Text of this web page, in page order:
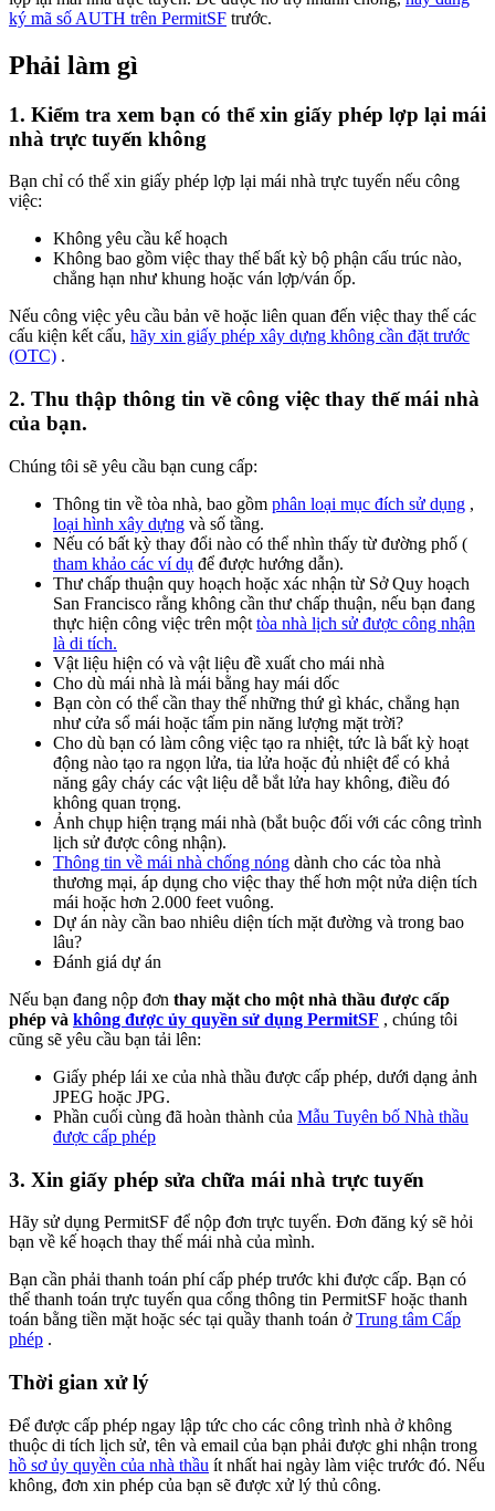
ký mã số AUTH trên PermitSF trước.
Phải làm gì
1. Kiểm tra xem bạn có thể xin giấy phép lợp lại mái
nhà trực tuyến không
Bạn chỉ có thể xin giấy phép lợp lại mái nhà trực tuyến nếu công
việc:
Không yêu cầu kế hoạch
Không bao gồm việc thay thế bất kỳ bộ phận cấu trúc nào,
chẳng hạn như khung hoặc ván lợp/ván ốp.
Nếu công việc yêu cầu bản vẽ hoặc liên quan đến việc thay thế các
cấu kiện kết cấu, hãy xin giấy phép xây dựng không cần đặt trước
(OTC) .
2. Thu thập thông tin về công việc thay thế mái nhà
của bạn.
Chúng tôi sẽ yêu cầu bạn cung cấp:
Thông tin về tòa nhà, bao gồm phân loại mục đích sử dụng ,
loại hình xây dựng và số tầng.
Nếu có bất kỳ thay đổi nào có thể nhìn thấy từ đường phố (
tham khảo các ví dụ để được hướng dẫn).
Thư chấp thuận quy hoạch hoặc xác nhận từ Sở Quy hoạch
San Francisco rằng không cần thư chấp thuận, nếu bạn đang
thực hiện công việc trên một tòa nhà lịch sử được công nhận
là di tích.
Vật liệu hiện có và vật liệu đề xuất cho mái nhà
Cho dù mái nhà là mái bằng hay mái dốc
Bạn còn có thể cần thay thế những thứ gì khác, chẳng hạn
như cửa sổ mái hoặc tấm pin năng lượng mặt trời?
Cho dù bạn có làm công việc tạo ra nhiệt, tức là bất kỳ hoạt
động nào tạo ra ngọn lửa, tia lửa hoặc đủ nhiệt để có khả
năng gây cháy các vật liệu dễ bắt lửa hay không, điều đó
không quan trọng.
Ảnh chụp hiện trạng mái nhà (bắt buộc đối với các công trình
lịch sử được công nhận).
Thông tin về mái nhà chống nóng dành cho các tòa nhà
thương mại, áp dụng cho việc thay thế hơn một nửa diện tích
mái hoặc hơn 2.000 feet vuông.
Dự án này cần bao nhiêu diện tích mặt đường và trong bao
lâu?
Đánh giá dự án
Nếu bạn đang nộp đơn thay mặt cho một nhà thầu được cấp
phép và không được ủy quyền sử dụng PermitSF , chúng tôi
cũng sẽ yêu cầu bạn tải lên:
Giấy phép lái xe của nhà thầu được cấp phép, dưới dạng ảnh
JPEG hoặc JPG.
Phần cuối cùng đã hoàn thành của Mẫu Tuyên bố Nhà thầu
được cấp phép
3. Xin giấy phép sửa chữa mái nhà trực tuyến
Hãy sử dụng PermitSF để nộp đơn trực tuyến. Đơn đăng ký sẽ hỏi
bạn về kế hoạch thay thế mái nhà của mình.
Bạn cần phải thanh toán phí cấp phép trước khi được cấp. Bạn có
thể thanh toán trực tuyến qua cổng thông tin PermitSF hoặc thanh
toán bằng tiền mặt hoặc séc tại quầy thanh toán ởTrung tâm Cấp
phép .
Thời gian xử lý
Để được cấp phép ngay lập tức cho các công trình nhà ở không
thuộc di tích lịch sử, tên và email của bạn phải được ghi nhận trong
hồ sơ ủy quyền của nhà thầu ít nhất hai ngày làm việc trước đó. Nếu
không, đơn xin phép của bạn sẽ được xử lý thủ công.